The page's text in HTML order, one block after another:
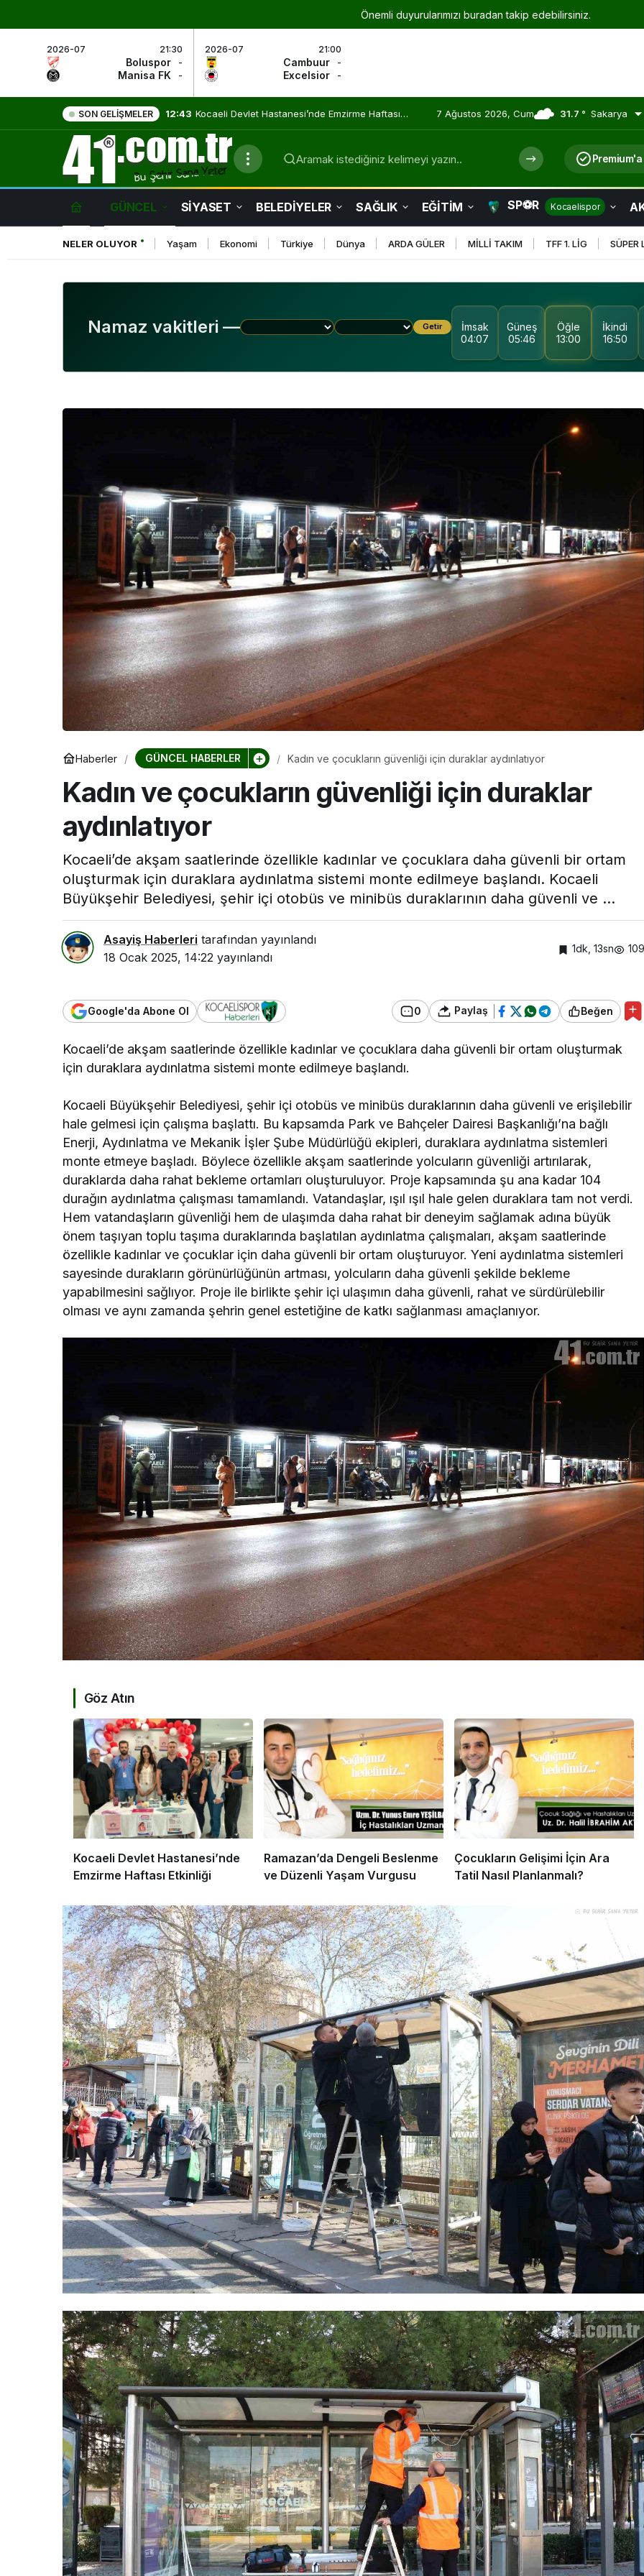
Önemli duyurularımızı buradan takip edebilirsiniz.
2026-07 21:30
Boluspor
-
Manisa FK
-
2026-07 21:00
Cambuur
-
Excelsior
-
SON GELIŞMELER 9:01 Evde Sağlık Hizmetleri Umut Olmaya Devam Ediyor 7 Ağustos 2026, Cum 31.7 ° Sakarya
Aramak istediğiniz kelimeyi yazın..
GÜNCEL SİYASET BELEDİYELER SAĞLIK EĞİTİM SP⚽R Kocaelispor
NELER OLUYOR Yaşam Ekonomi Türkiye Dünya ARDA GÜLER MİLLİ TAKIM TFF 1. LİG SÜPER
Namaz vakitleri — Getir
İmsak
04:07
Güneş
05:46
Öğle
13:00
İkindi
16:50
Haberler GÜNCEL HABERLER Kadın ve çocukların güvenliği için duraklar aydınlatıyor
Kadın ve çocukların güvenliği için duraklar
aydınlatıyor
Kocaeli’de akşam saatlerinde özellikle kadınlar ve çocuklara daha güvenli bir ortam
oluşturmak için duraklara aydınlatma sistemi monte edilmeye başlandı. Kocaeli
Büyükşehir Belediyesi, şehir içi otobüs ve minibüs duraklarının daha güvenli ve ...
Asayiş Haberleri tarafından yayınlandı
18 Ocak 2025, 14:22 yayınlandı
1dk, 13sn 109
Google'da Abone Ol 0 Paylaş Beğen
Kocaeli’de akşam saatlerinde özellikle kadınlar ve çocuklara daha güvenli bir ortam oluşturmak
için duraklara aydınlatma sistemi monte edilmeye başlandı.
Kocaeli Büyükşehir Belediyesi, şehir içi otobüs ve minibüs duraklarının daha güvenli ve erişilebilir
hale gelmesi için çalışma başlattı. Bu kapsamda Park ve Bahçeler Dairesi Başkanlığı’na bağlı
Enerji, Aydınlatma ve Mekanik İşler Şube Müdürlüğü ekipleri, duraklara aydınlatma sistemleri
monte etmeye başladı. Böylece özellikle akşam saatlerinde yolcuların güvenliği artırılarak,
duraklarda daha rahat bekleme ortamları oluşturuluyor. Proje kapsamında şu ana kadar 104
durağın aydınlatma çalışması tamamlandı. Vatandaşlar, ışıl ışıl hale gelen duraklara tam not verdi.
Hem vatandaşların güvenliği hem de ulaşımda daha rahat bir deneyim sağlamak adına büyük
önem taşıyan toplu taşıma duraklarında başlatılan aydınlatma çalışmaları, akşam saatlerinde
özellikle kadınlar ve çocuklar için daha güvenli bir ortam oluşturuyor. Yeni aydınlatma sistemleri
sayesinde durakların görünürlüğünün artması, yolcuların daha güvenli şekilde bekleme
yapabilmesini sağlıyor. Proje ile birlikte şehir içi ulaşımın daha güvenli, rahat ve sürdürülebilir
olması ve aynı zamanda şehrin genel estetiğine de katkı sağlanması amaçlanıyor.
Göz Atın
Kocaeli Devlet Hastanesi’nde
Emzirme Haftası Etkinliği
Ramazan’da Dengeli Beslenme
ve Düzenli Yaşam Vurgusu
Çocukların Gelişimi İçin Ara
Tatil Nasıl Planlanmalı?
Kocaeli Devlet Hastanesi
Kocaeli Devlet
Hastanesi’nde Emzirme
KOCAELI DEVLET
Ramazan’da Dengeli
Beslenme ve Düzenli